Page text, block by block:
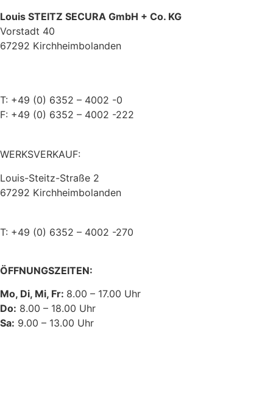
Louis STEITZ SECURA GmbH + Co. KG
Vorstadt 40
67292 Kirchheimbolanden
T: +49 (0) 6352 – 4002 -0
F: +49 (0) 6352 – 4002 -222
WERKSVERKAUF:
Louis-Steitz-Straße 2
67292 Kirchheimbolanden
T: +49 (0) 6352 – 4002 -270
ÖFFNUNGSZEITEN:
Mo, Di, Mi, Fr: 8.00 – 17.00 Uhr
Do: 8.00 – 18.00 Uhr
Sa: 9.00 – 13.00 Uhr